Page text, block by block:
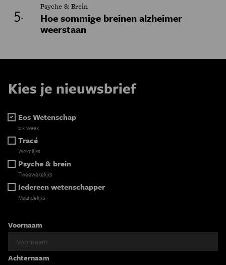
Psyche & Brein
Hoe sommige breinen alzheimer
weerstaan
Kies je nieuwsbrief
Eos Wetenschap
2 x week
Tracé
Wekelijks
Psyche & brein
Tweewekelijks
Iedereen wetenschapper
Maandelijks
Voornaam
Achternaam